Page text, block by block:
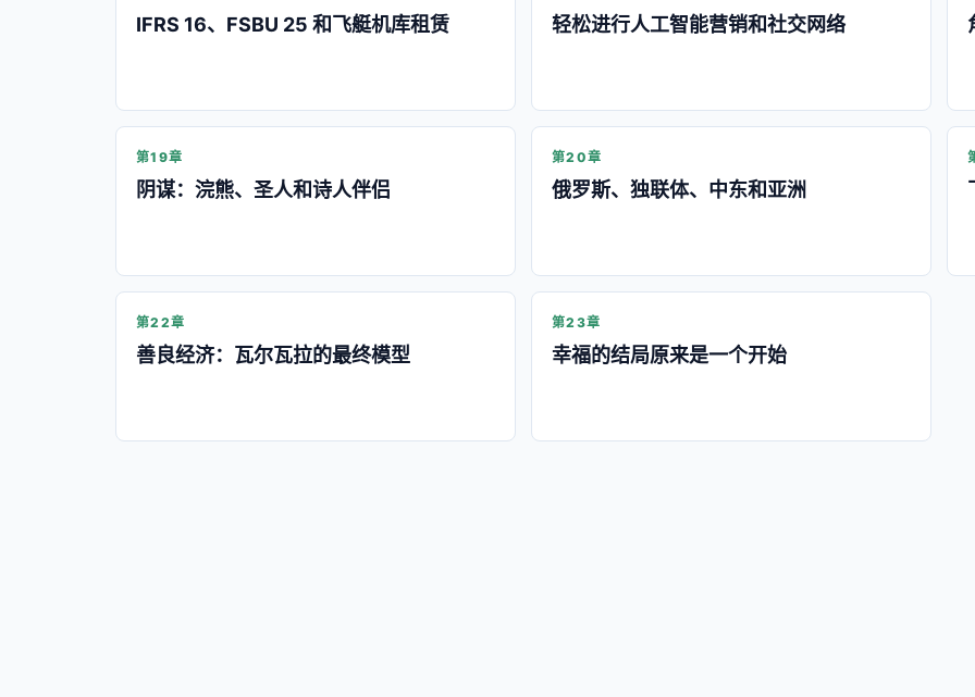
IFRS 16、FSBU 25 和飞艇机库租赁 轻松进行人工智能营销和社交网络
第19章
阴谋：浣熊、圣人和诗人伴侣
第20章
俄罗斯、独联体、中东和亚洲
第22章
善良经济：瓦尔瓦拉的最终模型
第23章
幸福的结局原来是一个开始